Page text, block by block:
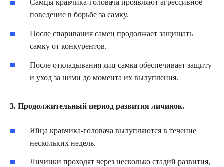
Самцы кравчика-головача проявляют агрессивное
поведение в борьбе за самку.
После спаривания самец продолжает защищать
самку от конкурентов.
После откладывания яиц самка обеспечивает защиту
и уход за ними до момента их вылупления.
3. Продолжительный период развития личинок.
Яйца кравчика-головача вылупляются в течение
нескольких недель.
Личинки проходят через несколько стадий развития,